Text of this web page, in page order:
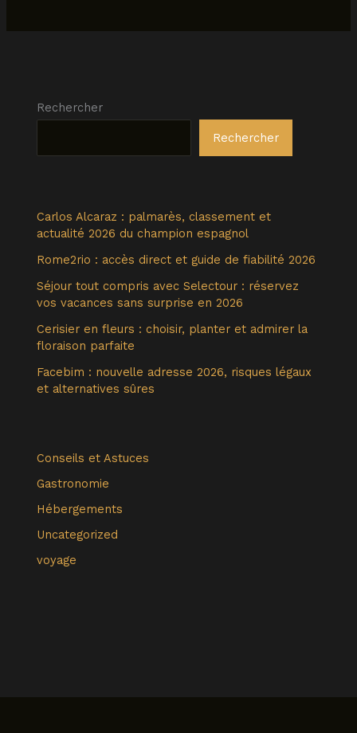
Rechercher
Rechercher
Carlos Alcaraz : palmarès, classement et
actualité 2026 du champion espagnol
Rome2rio : accès direct et guide de fiabilité 2026
Séjour tout compris avec Selectour : réservez
vos vacances sans surprise en 2026
Cerisier en fleurs : choisir, planter et admirer la
floraison parfaite
Facebim : nouvelle adresse 2026, risques légaux
et alternatives sûres
Conseils et Astuces
Gastronomie
Hébergements
Uncategorized
voyage